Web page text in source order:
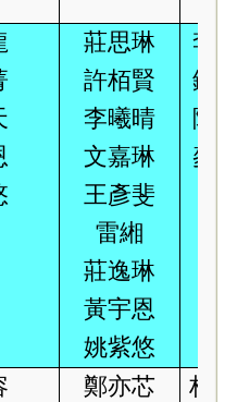
莊思琳
許栢賢
李曦晴
文嘉琳
王彥斐
雷緗
莊逸琳
黃宇恩
姚紫悠
李
鍾
陳
麥
鄭亦芯 林